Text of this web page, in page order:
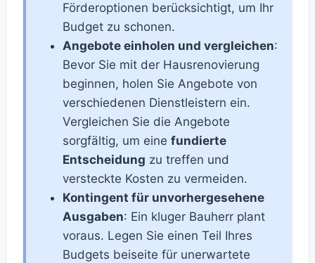
Förderoptionen berücksichtigt, um Ihr
Budget zu schonen.
Angebote einholen und vergleichen:
Bevor Sie mit der Hausrenovierung
beginnen, holen Sie Angebote von
verschiedenen Dienstleistern ein.
Vergleichen Sie die Angebote
sorgfältig, um eine fundierte
Entscheidung zu treffen und
versteckte Kosten zu vermeiden.
Kontingent für unvorhergesehene
Ausgaben: Ein kluger Bauherr plant
voraus. Legen Sie einen Teil Ihres
Budgets beiseite für unerwartete